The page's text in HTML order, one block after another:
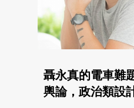
聶永真的電車難
輿論，政治類設